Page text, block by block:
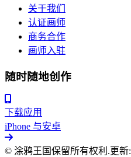
关于我们
认证画师
商务合作
画师入驻
随时随地创作
下载应用
iPhone 与安卓
© 涂鸦王国保留所有权利.更新: